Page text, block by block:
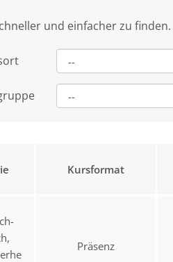
und einfacher zu finden.
Kursformat
Präsenz